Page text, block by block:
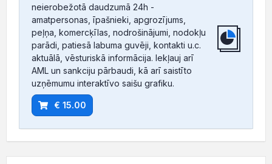
neierobežotā daudzumā 24h -
amatpersonas, īpašnieki, apgrozījums,
peļņa, komercķīlas, nodrošinājumi, nodokļu
parādi, patiesā labuma guvēji, kontakti u.c.
aktuālā, vēsturiskā informācija. Iekļauj arī
AML un sankciju pārbaudi, kā arī saistīto
uzņēmumu interaktīvo saišu grafiku.
€ 15.00